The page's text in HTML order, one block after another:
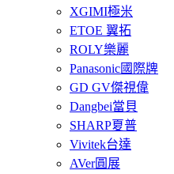
XGIMI極米
ETOE 翼拓
ROLY樂麗
Panasonic國際牌
GD GV傑視偉
Dangbei當貝
SHARP夏普
Vivitek台達
AVer圓展